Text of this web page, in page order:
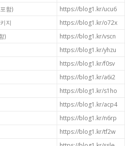
함)
https://blog1.kr/ucu6
지
https://blog1.kr/o72x
)
https://blog1.kr/vscn
https://blog1.kr/yhzu
https://blog1.kr/f0sv
https://blog1.kr/a6i2
https://blog1.kr/s1ho
https://blog1.kr/acp4
https://blog1.kr/n6rp
https://blog1.kr/tf2w